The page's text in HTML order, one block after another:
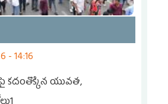
- 14:16
కదంతొక్కిన యువత,